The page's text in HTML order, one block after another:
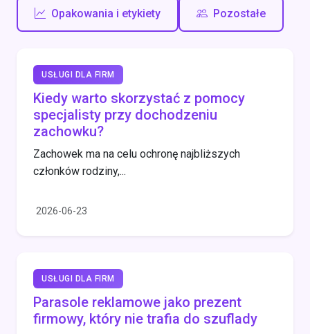
Opakowania i etykiety Pozostałe
USŁUGI DLA FIRM
Kiedy warto skorzystać z pomocy
specjalisty przy dochodzeniu
zachowku?
Zachowek ma na celu ochronę najbliższych
członków rodziny,...
2026-06-23
USŁUGI DLA FIRM
Parasole reklamowe jako prezent
firmowy, który nie trafia do szuflady